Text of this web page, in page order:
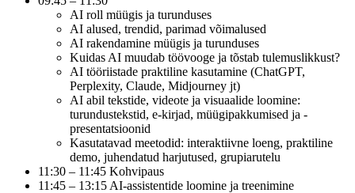
AI roll müügis ja turunduses
AI alused, trendid, parimad võimalused
AI rakendamine müügis ja turunduses
Kuidas AI muudab töövooge ja tõstab tulemuslikkust?
AI tööriistade praktiline kasutamine (ChatGPT,
Perplexity, Claude, Midjourney jt)
AI abil tekstide, videote ja visuaalide loomine:
turundustekstid, e-kirjad, müügipakkumised ja -
presentatsioonid
Kasutatavad meetodid: interaktiivne loeng, praktiline
demo, juhendatud harjutused, grupiarutelu
11:30 – 11:45 Kohvipaus
11:45 – 13:15 AI-assistentide loomine ja treenimine